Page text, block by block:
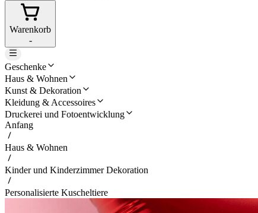
Warenkorb
-
Geschenke
Haus & Wohnen
Kunst & Dekoration
Kleidung & Accessoires
Druckerei und Fotoentwicklung
Anfang
Haus & Wohnen
Kinder und Kinderzimmer Dekoration
Personalisierte Kuscheltiere